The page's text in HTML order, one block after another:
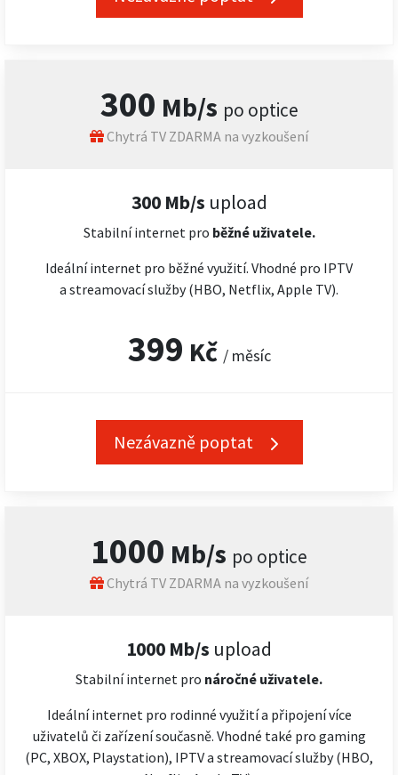
300 Mb/s po optice
Chytrá TV ZDARMA na vyzkoušení
300 Mb/s upload
Stabilní internet pro běžné uživatele.
Ideální internet pro běžné využití. Vhodné pro IPTV
a streamovací služby (HBO, Netflix, Apple TV).
399 Kč / měsíc
Nezávazně poptat
1000 Mb/s po optice
Chytrá TV ZDARMA na vyzkoušení
1000 Mb/s upload
Stabilní internet pro náročné uživatele.
Ideální internet pro rodinné využití a připojení více
uživatelů či zařízení současně. Vhodné také pro gaming
(PC, XBOX, Playstation), IPTV a streamovací služby (HBO,